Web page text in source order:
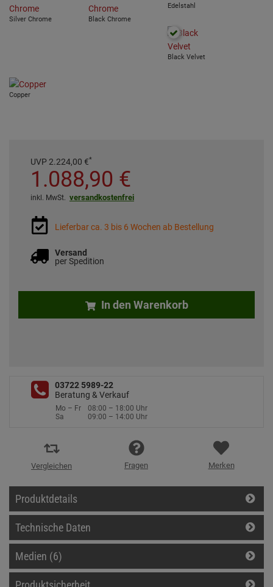
Silver Chrome Black Chrome
Edelstahl
Black Velvet
Copper
UVP 2.224,00 €*
1.088,90 €
inkl. MwSt. versandkostenfrei
Lieferbar ca. 3 bis 6 Wochen ab Bestellung
Versand
per Spedition
In den Warenkorb
03722 5989-22
Beratung & Verkauf
Mo – Fr
08:00 – 18:00 Uhr
Sa
09:00 – 14:00 Uhr
Vergleichen Fragen Merken
Produktdetails
Technische Daten
Medien (6)